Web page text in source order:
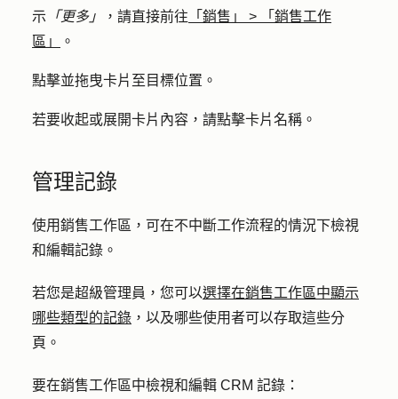
示 「更多」 ，請直接前往 「銷售」 >
「銷售工作
區」
。
點擊並拖曳卡片 至目標位置。
若要收起或展開卡片內容，請點擊卡片名稱 。
管理記錄
使用銷售工作區，可在不中斷工作流程的情況下檢視
和編輯記錄。
若您是超級管理員，您可以選擇在銷售工作區中顯示
哪些類型的記錄 ，以及哪些使用者可以存取這些分
頁。
要在銷售工作區中檢視和編輯 CRM 記錄：